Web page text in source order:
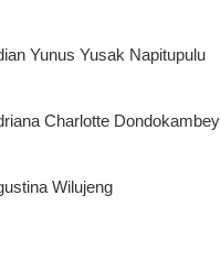
Yunus Yusak Napitupulu
Charlotte Dondokambey
Wilujeng